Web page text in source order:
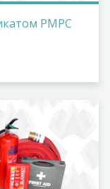
РМРС